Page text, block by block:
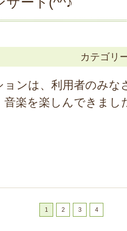
カテゴリ
ョンは、利用者のみな
音楽を楽しんできまし
1 2 3 4